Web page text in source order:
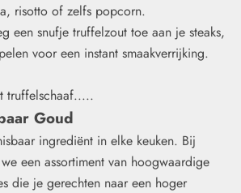
risotto of zelfs popcorn.
een snufje truffelzout toe aan je steaks,
voor een instant smaakverrijking.
truffelschaaf.....
Goud
ingrediënt in elke keuken. Bij
een assortiment van hoogwaardige
die je gerechten naar een hoger